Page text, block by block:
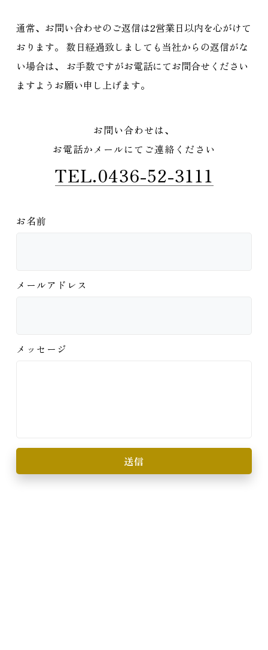
通常、お問い合わせのご返信は2営業日以内を心がけて
おります。 数日経過致しましても当社からの返信がな
い場合は、
お手数ですがお電話にてお問合せください
ますようお願い申し上げます。
お問い合わせは、
お電話かメールにてご連絡ください
TEL.0436-52-3111
お名前
メールアドレス
メッセージ